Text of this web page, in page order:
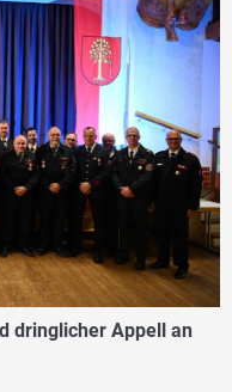
dringlicher Appell an